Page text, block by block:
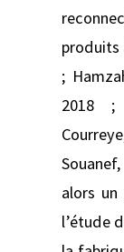
produits
;
2018 ;
alors
l’étude